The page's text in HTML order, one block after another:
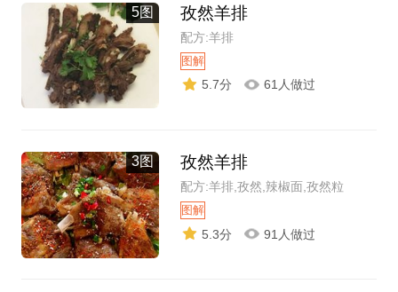
5图 孜然羊排
配方:羊排
图解
5.7分 61人做过
3图 孜然羊排
配方:羊排,孜然,辣椒面,孜然粒
图解
5.3分 91人做过